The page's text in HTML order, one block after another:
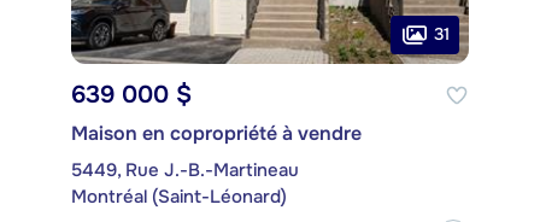
31
639 000 $
Maison en copropriété à vendre
5449, Rue J.-B.-Martineau
Montréal (Saint-Léonard)